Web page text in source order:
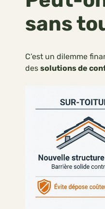
sans
C’est un dilemme
des solutions de